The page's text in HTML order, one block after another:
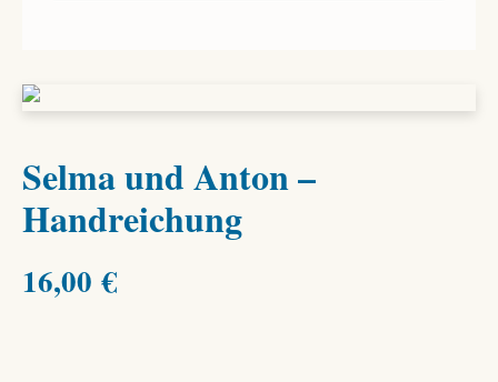
Selma und Anton –
Handreichung
16,00 €